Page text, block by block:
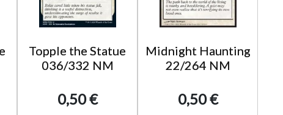
Topple the Statue
036/332 NM
0,50 €
Midnight Haunting
22/264 NM
0,50 €